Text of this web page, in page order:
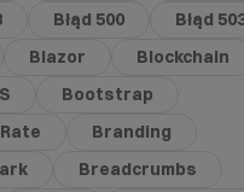
Błąd 500
Błąd
Blazor
Blockchain
Bootstrap
Branding
Breadcrumbs